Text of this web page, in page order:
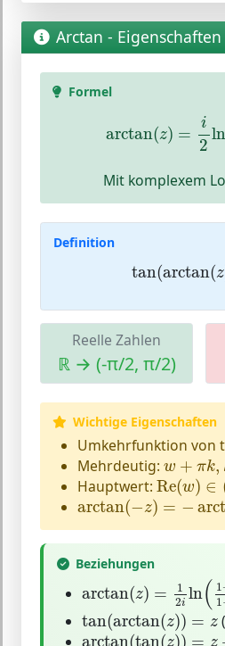
Arctan - Eigenschaften
Formel
arctan(z) =
i
2
ln
2
Mit komplexem
Definition
tan(arctan(z
tan(arctan(
Reelle Zahlen
ℝ → (-π/2, π/2)
Wichtige Eigenschaften
Umkehrfunktion von
Mehrdeutig: w + πk,
w + πk,k
Hauptwert: Re(w) ∈
Re(w)∈(
arctan(−z) = −
arctan(− z)=−
Beziehungen
arctan(z) =
1
2i ln( 1
1
arctan( 2 1+
tan(arctan(z)) = z
tan(arctan(z))
arctan(tan( )) =
arctan(tan(z)) +